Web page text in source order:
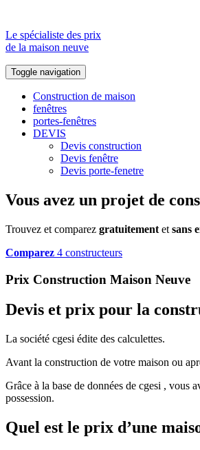
Le spécialiste des prix
de la maison neuve
Toggle navigation
Construction de maison
fenêtres
portes-fenêtres
DEVIS
Devis construction
Devis fenêtre
Devis porte-fenetre
Vous avez un projet de
Trouvez et comparez gratuitement et sans
Comparez 4 constructeurs
Prix Construction Maison Neuve
Devis et prix pour la
La société cgesi édite des calculettes.
Avant la construction de votre maison ou
Grâce à la base de données de cgesi , vous
possession.
Quel est le prix d’une